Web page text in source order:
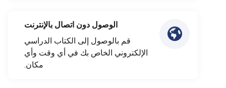
الوصول دون اتصال بالإنترنت
قم بالوصول إلى الكتاب الدراسي
الإلكتروني الخاص بك في أي وقت وأي
مكان.